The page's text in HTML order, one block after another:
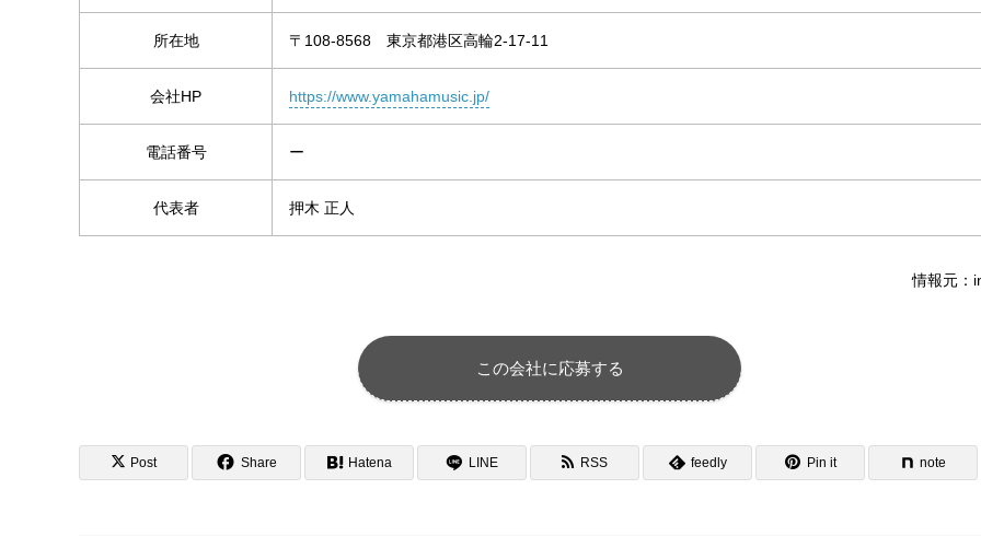
所在地 〒108-8568 東京都港区高輪2-17-11
会社HP https://www.yamahamusic.jp/
電話番号 ー
代表者 押木 正人
情報元：
この会社に応募する
Post Share Hatena LINE RSS feedly Pin it note